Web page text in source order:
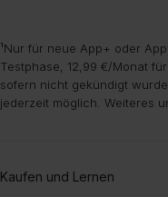
¹Nur für neue App+ oder
Testphase, 12,99 €/Monat
sofern nicht gekündigt
jederzeit möglich. Weiteres
Kaufen und Lernen